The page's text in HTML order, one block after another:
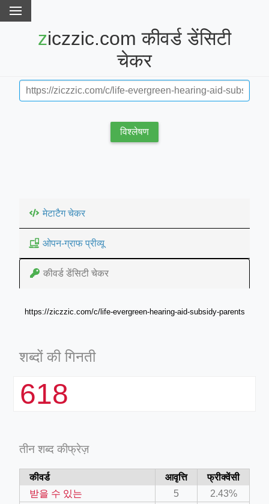
ziczzic.com कीवर्ड डेंसिटी
चेकर
विश्लेषण
मेटाटैग चेकर
ओपन-ग्राफ प्रीव्यू
कीवर्ड डेंसिटी चेकर
https://ziczzic.com/c/life-evergreen-hearing-aid-subsidy-parents
शब्दों की गिनती
618
तीन शब्द कीफ्रेज़
कीवर्ड आवृत्ति
फ्रीक्वेंसी
받을 수 있는
5
2.43%